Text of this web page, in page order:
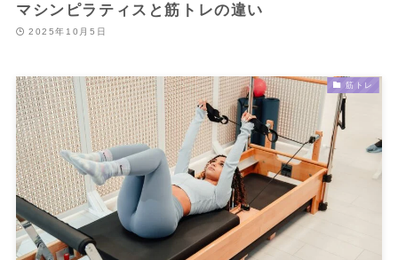
マシンピラティスと筋トレの違い
2025年10月5日
筋トレ